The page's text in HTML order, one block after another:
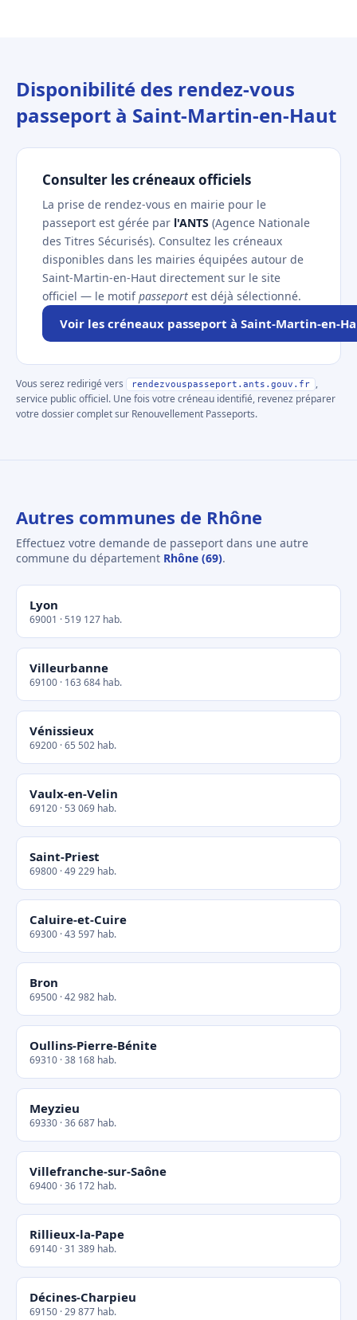
Disponibilité des rendez-vous
passeport à Saint-Martin-en-Haut
Consulter les créneaux officiels
La prise de rendez-vous en mairie pour le
passeport est gérée par l'ANTS (Agence Nationale
des Titres Sécurisés). Consultez les créneaux
disponibles dans les mairies équipées autour de
Saint-Martin-en-Haut directement sur le site
officiel — le motifpasseport est déjà sélectionné.
Voir les créneaux passeport à Saint-Martin-en-
Vous serez redirigé vers rendezvouspasseport.ants.gouv.fr
,
service public officiel. Une fois votre créneau identifié, revenez préparer
votre dossier complet sur Renouvellement Passeports.
Autres communes de Rhône
Effectuez votre demande de passeport dans une autre
commune du département Rhône (69).
Lyon
69001 · 519 127 hab.
Villeurbanne
69100 · 163 684 hab.
Vénissieux
69200 · 65 502 hab.
Vaulx-en-Velin
69120 · 53 069 hab.
Saint-Priest
69800 · 49 229 hab.
Caluire-et-Cuire
69300 · 43 597 hab.
Bron
69500 · 42 982 hab.
Oullins-Pierre-Bénite
69310 · 38 168 hab.
Meyzieu
69330 · 36 687 hab.
Villefranche-sur-Saône
69400 · 36 172 hab.
Rillieux-la-Pape
69140 · 31 389 hab.
Décines-Charpieu
69150 · 29 877 hab.